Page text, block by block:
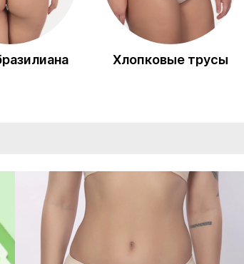
Хлопковые трусы